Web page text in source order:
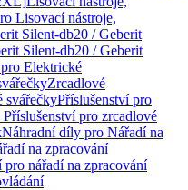
Lisovací nástroje,
Silent-db20 / Geberit
Silent-db20 / Geberit
Elektrické
Zrcadlové
svářečkyPříslušenství pro
pro zrcadlové
Náhradní díly pro Nářadí na
na zpracování
nářadí na zpracování